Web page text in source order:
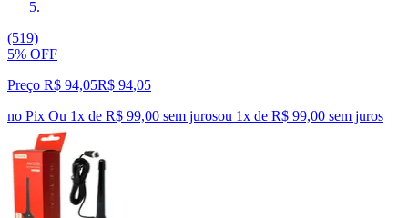
(519)
5% OFF
Preço R$ 94,05R$ 94,05
no Pix Ou 1x de R$ 99,00 sem jurosou 1x de R$ 99,00 sem juros